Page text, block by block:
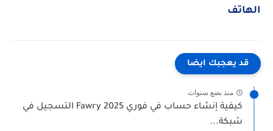
الهاتف
قد يعجبك ايضا
منذ بضع سنوات
كيفية إنشاء حساب في فوري Fawry 2025 التسجيل في
شبكة...